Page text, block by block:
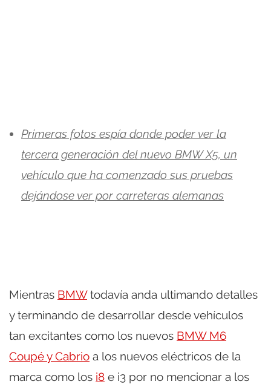
Primeras fotos espía donde poder ver la
tercera generación del nuevo BMW X5, un
vehículo que ha comenzado sus pruebas
dejándose ver por carreteras alemanas
Mientras BMWtodavía anda ultimando detalles
y terminando de desarrollar desde vehículos
tan excitantes como los nuevos BMW M6
Coupé y Cabrio a los nuevos eléctricos de la
marca como los i8 e i3 por no mencionar a los